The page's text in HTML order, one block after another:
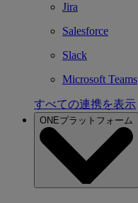
Jira
Salesforce
Slack
Microsoft Teams
すべての連携を表示
ONEプラットフォーム